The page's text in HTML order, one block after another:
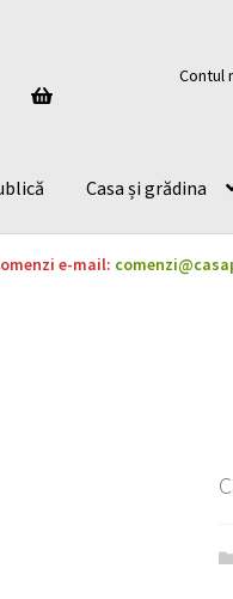
Contul
Casa și grădina
e-mail: